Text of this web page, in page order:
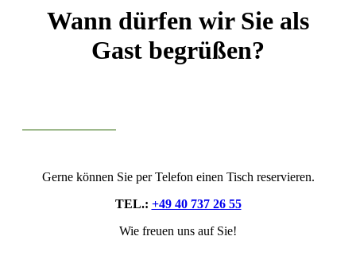
Wann dürfen wir Sie als
Gast begrüßen?
Gerne können Sie per Telefon einen Tisch reservieren.
TEL.: +49 40 737 26 55
Wie freuen uns auf Sie!